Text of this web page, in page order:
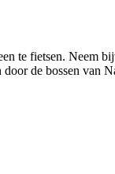
te fietsen. Neem
de bossen van